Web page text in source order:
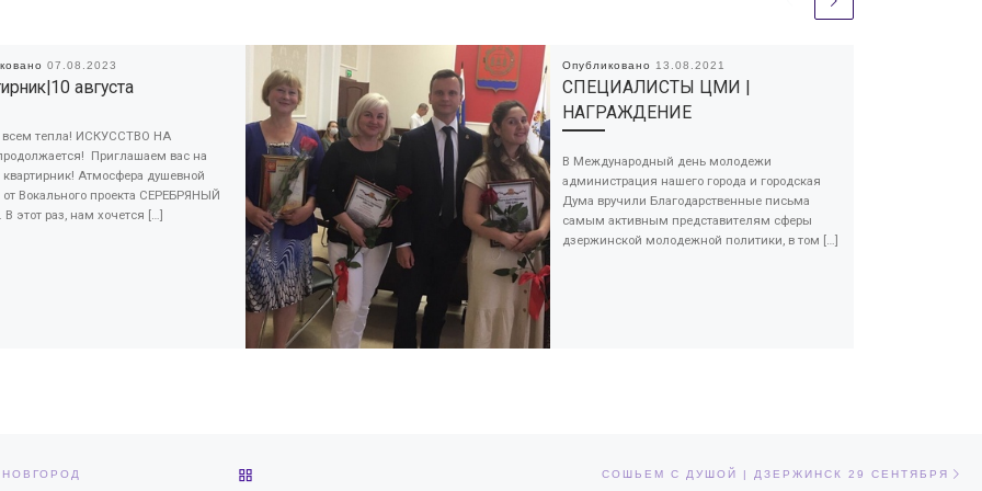
07.08.2023
августа
всем тепла! ИСКУССТВО НА
Приглашаем вас на
Атмосфера душевной
Вокального проекта СЕРЕБРЯНЫЙ
этот раз, нам хочется […]
Опубликовано 13.08.2021
СПЕЦИАЛИСТЫ ЦМИ |
НАГРАЖДЕНИЕ
В Международный день молодежи
администрация нашего города и городская
Дума вручили Благодарственные письма
самым активным представителям сферы
дзержинской молодежной политики, в том […]
СОШЬЕМ С ДУШОЙ | ДЗЕРЖИНСК 29 СЕНТЯБРЯ